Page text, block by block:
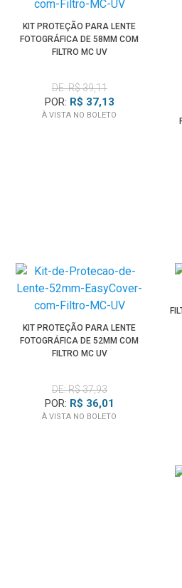
KIT PROTEÇÃO PARA LENTE
FOTOGRÁFICA DE 58MM COM
FILTRO MC UV
DE: R$ 39,11
POR: R$ 37,13
À VISTA NO BOLETO
KIT PROTEÇÃO PARA LENTE
FOTOGRÁFICA DE 52MM COM
FILTRO MC UV
DE: R$ 37,93
POR: R$ 36,01
À VISTA NO BOLETO